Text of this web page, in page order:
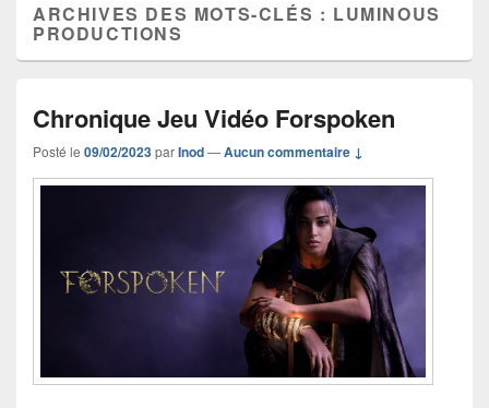
ARCHIVES DES MOTS-CLÉS : LUMINOUS
PRODUCTIONS
Chronique Jeu Vidéo Forspoken
Posté le 09/02/2023parInod—Aucun commentaire ↓